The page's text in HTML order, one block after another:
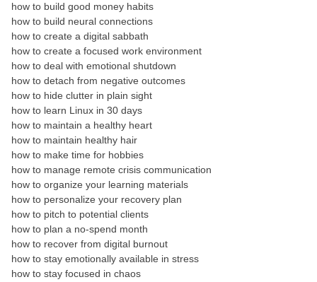
how to build good money habits
how to build neural connections
how to create a digital sabbath
how to create a focused work environment
how to deal with emotional shutdown
how to detach from negative outcomes
how to hide clutter in plain sight
how to learn Linux in 30 days
how to maintain a healthy heart
how to maintain healthy hair
how to make time for hobbies
how to manage remote crisis communication
how to organize your learning materials
how to personalize your recovery plan
how to pitch to potential clients
how to plan a no-spend month
how to recover from digital burnout
how to stay emotionally available in stress
how to stay focused in chaos